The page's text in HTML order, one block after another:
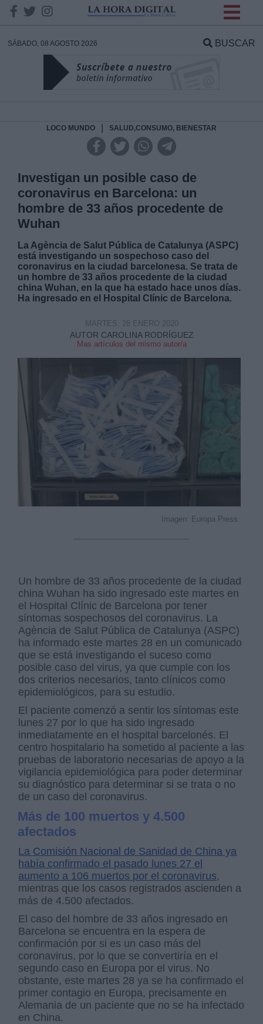
SÁBADO, 08 AGOSTO 2026 BUSCAR
LOCO MUNDO SALUD,CONSUMO, BIENESTAR
Investigan un posible caso de
coronavirus en Barcelona: un
hombre de 33 años procedente de
Wuhan
La Agència de Salut Pública de Catalunya (ASPC)
está investigando un sospechoso caso del
coronavirus en la ciudad barcelonesa. Se trata de
un hombre de 33 años procedente de la ciudad
china Wuhan, en la que ha estado hace unos días.
Ha ingresado en el Hospital Clínic de Barcelona.
AUTOR CAROLINA RODRÍGUEZ
Mas artículos del mismo autor/a
MARTES, 28 ENERO 2020
Imagen: Europa Press.
Un hombre de 33 años procedente de la ciudad
china Wuhan ha sido ingresado este martes en
el Hospital Clínic de Barcelona por tener
síntomas sospechosos del coronavirus. La
Agència de Salut Pública de Catalunya (ASPC)
ha informado este martes 28 en un comunicado
que se está investigando el suceso como
posible caso del virus, ya que cumple con los
dos criterios necesarios, tanto clínicos como
epidemiológicos, para su estudio.
El paciente comenzó a sentir los síntomas este
lunes 27 por lo que ha sido ingresado
inmediatamente en el hospital barcelonés. El
centro hospitalario ha sometido al paciente a las
pruebas de laboratorio necesarias de apoyo a la
vigilancia epidemiológica para poder determinar
su diagnóstico para determinar si se trata o no
de un caso del coronavirus.
Más de 100 muertos y 4.500
afectados
La Comisión Nacional de Sanidad de China ya
había confirmado el pasado lunes 27 el
aumento a 106 muertos por el coronavirus,
mientras que los casos registrados ascienden a
más de 4.500 afectados.
El caso del hombre de 33 años ingresado en
Barcelona se encuentra en la espera de
confirmación por si es un caso más del
coronavirus, por lo que se convertiría en el
segundo caso en Europa por el virus. No
obstante, este martes 28 ya se ha confirmado el
primer contagio en Europa, precisamente en
Alemania de un paciente que no se ha infectado
en China.
DATOS
Responsable:
Legitimación:
Destinatarios:
Información adicional